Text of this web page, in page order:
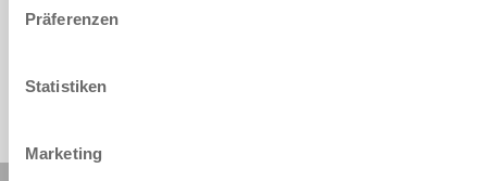
Präferenzen
Statistiken
Marketing